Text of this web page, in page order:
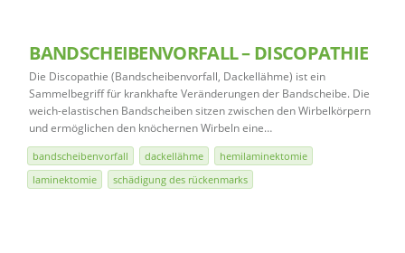
BANDSCHEIBENVORFALL – DISCOPATHIE
Die Discopathie (Bandscheibenvorfall, Dackellähme) ist ein
Sammelbegriff für krankhafte Veränderungen der Bandscheibe. Die
weich-elastischen Bandscheiben sitzen zwischen den Wirbelkörpern
und ermöglichen den knöchernen Wirbeln eine…
bandscheibenvorfall dackellähme
hemilaminektomie
laminektomie
schädigung des rückenmarks